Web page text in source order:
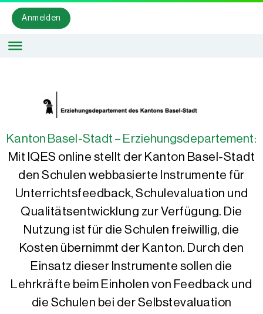
Anmelden
Kanton Basel-Stadt – Erziehungsdepartement:
Mit IQES online stellt der Kanton Basel-Stadt
den Schulen webbasierte Instrumente für
Unterrichtsfeedback, Schulevaluation und
Qualitätsentwicklung zur Verfügung. Die
Nutzung ist für die Schulen freiwillig, die
Kosten übernimmt der Kanton. Durch den
Einsatz dieser Instrumente sollen die
Lehrkräfte beim Einholen von Feedback und
die Schulen bei der Selbstevaluation